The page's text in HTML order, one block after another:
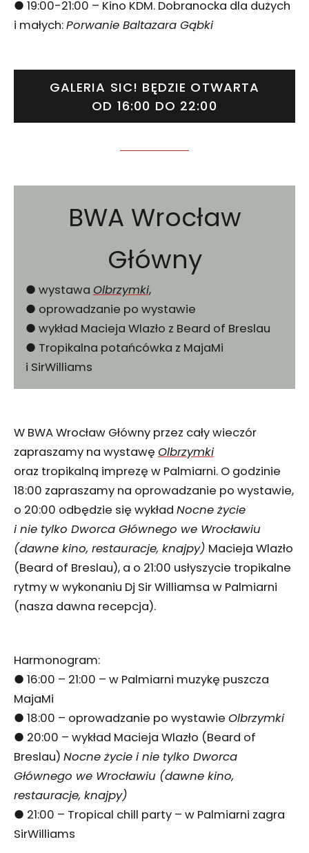
● 19:00-21:00 – Kino KDM. Dobranocka dla dużych
i małych:Porwanie Baltazara Gąbki
GALERIA SIC! BĘDZIE OTWARTA
OD 16:00 DO 22:00
BWA Wrocław
Główny
● wystawa Olbrzymki,
● oprowadzanie po wystawie
● wykład Macieja Wlazło z Beard of Breslau
● Tropikalna potańcówka z MajaMi
i SirWilliams
W BWA Wrocław Główny przez cały wieczór
zapraszamy na wystawę Olbrzymki
oraz tropikalną imprezę w Palmiarni. O godzinie
18:00 zapraszamy na oprowadzanie po wystawie,
o 20:00 odbędzie się wykład Nocne życie
i nie tylko Dworca Głównego we Wrocławiu
(dawne kino, restauracje, knajpy) Macieja Wlazło
(Beard of Breslau), a o 21:00 usłyszycie tropikalne
rytmy w wykonaniu Dj Sir Williamsa w Palmiarni
(nasza dawna recepcja).
Harmonogram:
● 16:00 – 21:00 – w Palmiarni muzykę puszcza
MajaMi
● 18:00 – oprowadzanie po wystawie Olbrzymki
● 20:00 – wykład Macieja Wlazło (Beard of
Breslau) Nocne życie i nie tylko Dworca
Głównego we Wrocławiu (dawne kino,
restauracje, knajpy)
● 21:00 – Tropical chill party – w Palmiarni zagra
SirWilliams